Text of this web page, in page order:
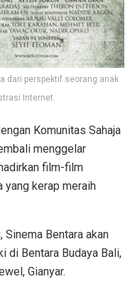
dari perspektif seorang anak
Internet.
Komunitas Sahaja
menggelar
film-film
yang kerap meraih
Bentara akan
di Bentara Budaya Bali,
Gianyar.